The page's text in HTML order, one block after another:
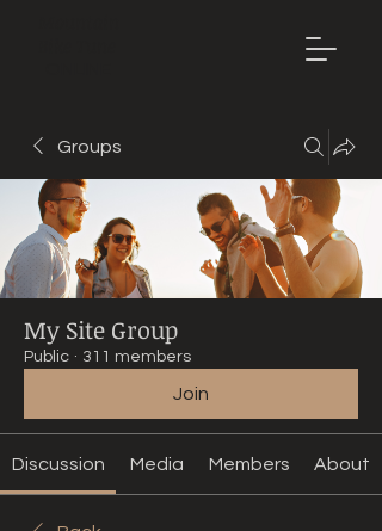
Groups
My Site Group
Public · 311 members
Join
Discussion Media Members About